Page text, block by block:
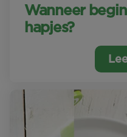
Wanneer
hapjes?